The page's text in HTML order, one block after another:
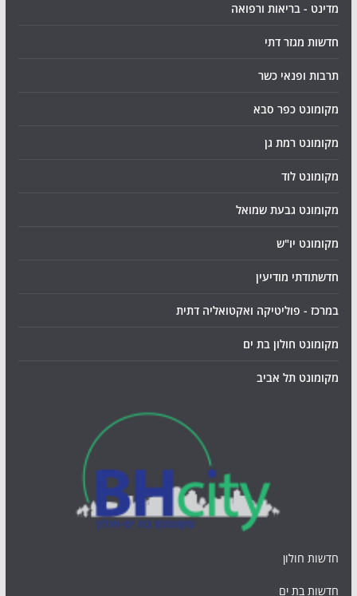
מדינט - בריאות ורפואה
חדשות מגזר דתי
תרבות ופנאי כשר
מקומונט כפר סבא
מקומונט רמת גן
מקומונט לוד
מקומונט גבעת שמואל
מקומונט יו"ש
חדשתודתי מודיעין
במרכז - פוליטיקה ואקטואליה דתית
מקומונט חולון בת ים
מקומונט תל אביב
חדשות חולון
חדשות בת ים